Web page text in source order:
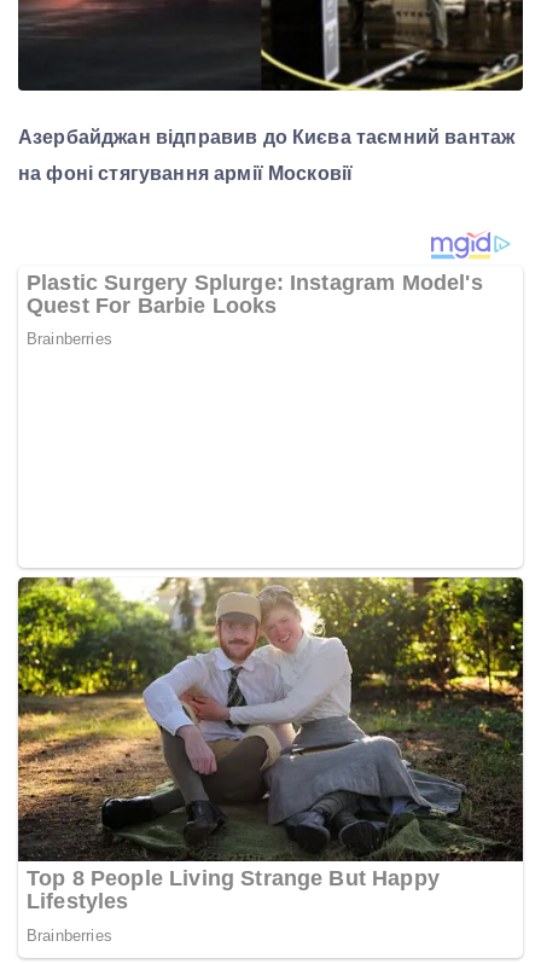
Азербайджан відправив до Києва таємний вантаж
на фоні стягування армії Московії